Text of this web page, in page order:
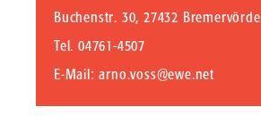
Buchenstr. 30, 27432 Bremervörde
Tel. 04761-4507
E-Mail:arno.voss@ewe.net